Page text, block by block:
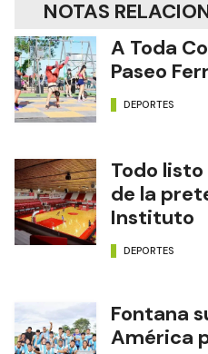
NOTAS
A Toda
Paseo
DEPORTES
Todo
de la
Instituto
DEPORTES
Fontana
América